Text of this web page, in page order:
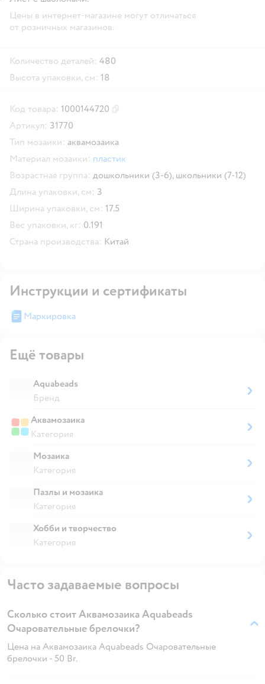
Цены в интернет-магазине могут отличаться
от розничных магазинов.
Количество деталей: 480
Высота упаковки, см: 18
Код товара: 1000144720
Артикул: 31770
Тип мозаики: аквамозаика
Материал мозаики: пластик
Возрастная группа: дошкольники (3-6), школьники (7-12)
Длина упаковки, см: 3
Ширина упаковки, см: 17.5
Вес упаковки, кг: 0.191
Страна производства: Китай
Инструкции и сертификаты
Маркировка
Ещё товары
Aquabeads
Бренд
Аквамозаика
Категория
Мозаика
Категория
Пазлы и мозаика
Категория
Хобби и творчество
Категория
Часто задаваемые вопросы
Сколько стоит Аквамозаика Aquabeads
Очаровательные брелочки?
Цена на Аквамозаика Aquabeads Очаровательные
брелочки - 50 Br.